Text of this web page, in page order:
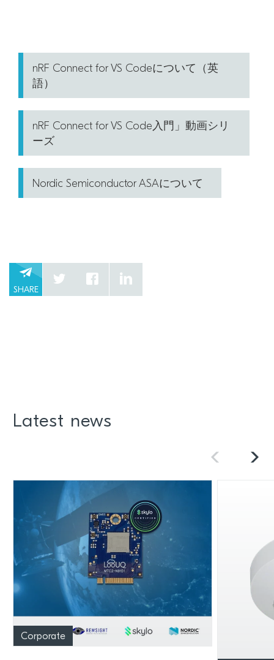
nRF Connect for VS Codeについて（英
語）
nRF Connect for VS Code入門」動画シリ
ーズ
Nordic Semiconductor ASAについて
SHARE
Latest news
Corporate